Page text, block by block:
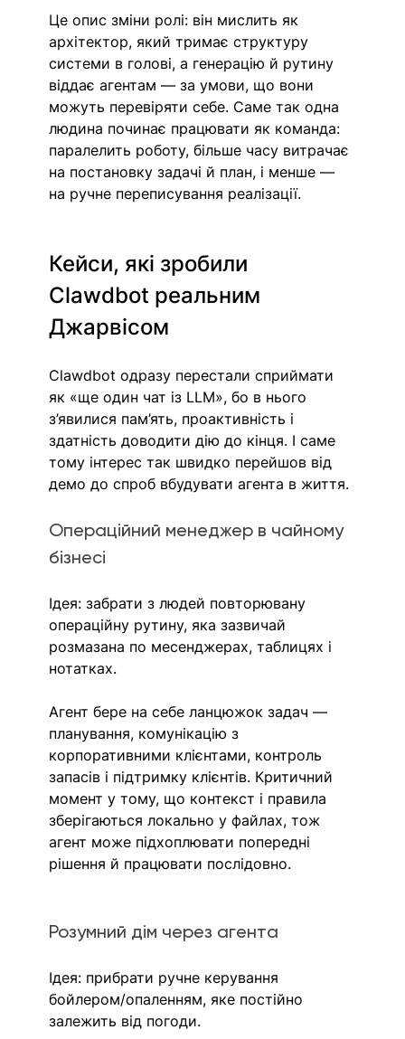
Це опис зміни ролі: він мислить як
архітектор, який тримає структуру
системи в голові, а генерацію й рутину
віддає агентам — за умови, що вони
можуть перевіряти себе. Саме так одна
людина починає працювати як команда:
паралелить роботу, більше часу витрачає
на постановку задачі й план, і менше —
на ручне переписування реалізації.
Кейси, які зробили
Clawdbot реальним
Джарвісом
Clawdbot одразу перестали сприймати
як «ще один чат із LLM», бо в нього
з’явилися пам’ять, проактивність і
здатність доводити дію до кінця. І саме
тому інтерес так швидко перейшов від
демо до спроб вбудувати агента в життя.
Операційний менеджер в чайному
бізнесі
Ідея: забрати з людей повторювану
операційну рутину, яка зазвичай
розмазана по месенджерах, таблицях і
нотатках.
Агент бере на себе ланцюжок задач —
планування, комунікацію з
корпоративними клієнтами, контроль
запасів і підтримку клієнтів. Критичний
момент у тому, що контекст і правила
зберігаються локально у файлах, тож
агент може підхоплювати попередні
рішення й працювати послідовно.
Розумний дім через агента
Ідея: прибрати ручне керування
бойлером/опаленням, яке постійно
залежить від погоди.